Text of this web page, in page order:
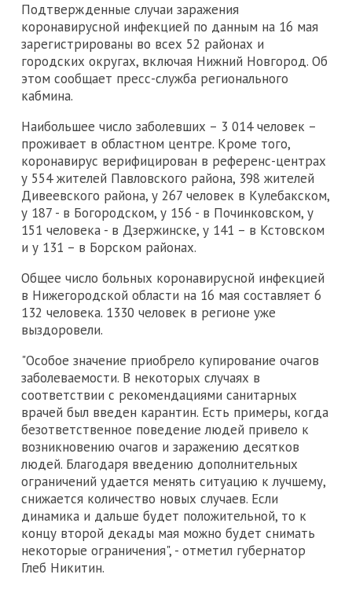
Подтвержденные случаи заражения
коронавирусной инфекцией по данным на 16 мая
зарегистрированы во всех 52 районах и
городских округах, включая Нижний Новгород. Об
этом сообщает пресс-служба регионального
кабмина.
Наибольшее число заболевших – 3 014 человек –
проживает в областном центре. Кроме того,
коронавирус верифицирован в референс-центрах
у 554 жителей Павловского района, 398 жителей
Дивеевского района, у 267 человек в Кулебакском,
у 187 - в Богородском, у 156 - в Починковском, у
151 человека - в Дзержинске, у 141 – в Кстовском
и у 131 – в Борском районах.
Общее число больных коронавирусной инфекцией
в Нижегородской области на 16 мая составляет 6
132 человека. 1330 человек в регионе уже
выздоровели.
"Особое значение приобрело купирование очагов
заболеваемости. В некоторых случаях в
соответствии с рекомендациями санитарных
врачей был введен карантин. Есть примеры, когда
безответственное поведение людей привело к
возникновению очагов и заражению десятков
людей. Благодаря введению дополнительных
ограничений удается менять ситуацию к лучшему,
снижается количество новых случаев. Если
динамика и дальше будет положительной, то к
концу второй декады мая можно будет снимать
некоторые ограничения", - отметил губернатор
Глеб Никитин.